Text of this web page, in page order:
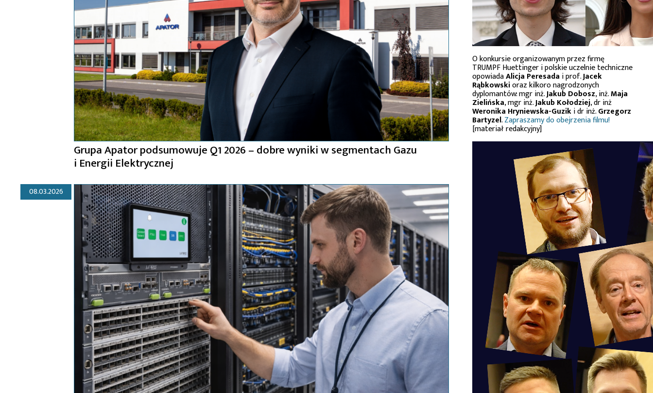
Grupa Apator podsumowuje Q1 2026 – dobre wyniki w segmentach Gazu
i Energii Elektrycznej
08.03.2026
O konkursie organizowanym przez firmę
TRUMPF Huettinger i polskie uczelnie techniczne
opowiadaAlicja Peresada i prof.Jacek
Rąbkowskioraz kilkoro nagrodzonych
dyplomantów: mgr inż.Jakub Dobosz, inż.Maja
Zielińska, mgr inż.Jakub Kołodziej, dr inż
Weronika Hryniewska-Guziki dr inż.Grzegorz
Bartyzel.Zapraszamy do obejrzenia filmu!
[materiał redakcyjny]